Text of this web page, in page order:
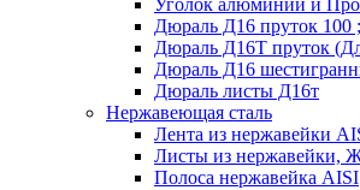
Уголок алюминий и
Дюраль Д16 пруток 100
Дюраль Д16Т пруток
Дюраль Д16
Дюраль листы Д16т
Нержавеющая сталь
Лента из нержавейки
Листы из нержавейки,
Полоса нержавейка АISI